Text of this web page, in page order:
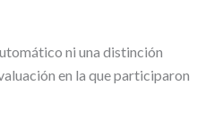
ni una distinción
en la que participaron